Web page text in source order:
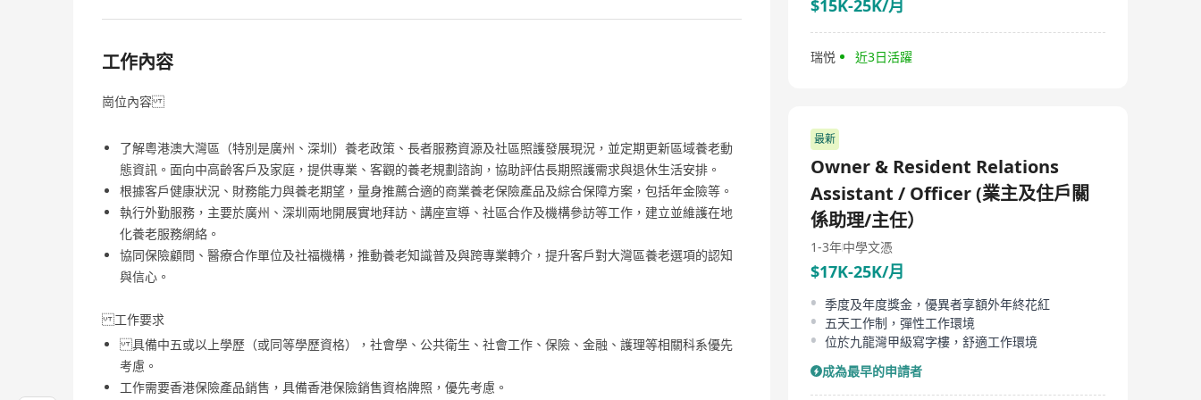
工作內容
崗位內容
了解粵港澳大灣區（特別是廣州、深圳）養老政策、長者服務資源及社區照護發展現況，並定期更新區域養老動
態資訊。面向中高齡客戶及家庭，提供專業、客觀的養老規劃諮詢，協助評估長期照護需求與退休生活安排。
根據客戶健康狀況、財務能力與養老期望，量身推薦合適的商業養老保險產品及綜合保障方案，包括年金險等。
執行外勤服務，主要於廣州、深圳兩地開展實地拜訪、講座宣導、社區合作及機構參訪等工作，建立並維護在地
化養老服務網絡。
協同保險顧問、醫療合作單位及社福機構，推動養老知識普及與跨專業轉介，提升客戶對大灣區養老選項的認知
與信心。
工作要求
具備中五或以上學歷（或同等學歷資格），社會學、公共衛生、社會工作、保險、金融、護理等相關科系優先
考慮。
工作需要香港保險產品銷售，具備香港保險銷售資格牌照，優先考慮。
$15K-25K/月
瑞悦 近3日活躍
最新
Owner & Resident Relations
Assistant / Officer (業主及住戶關
係助理/主任）
1-3年中學文憑
$17K-25K/月
季度及年度獎金，優異者享額外年終花紅
五天工作制，彈性工作環境
位於九龍灣甲級寫字樓，舒適工作環境
成為最早的申請者